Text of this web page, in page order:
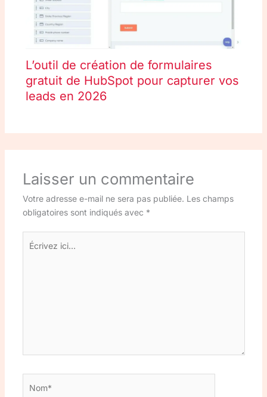
L’outil de création de formulaires
gratuit de HubSpot pour capturer vos
leads en 2026
Laisser un commentaire
Votre adresse e-mail ne sera pas publiée. Les champs
obligatoires sont indiqués avec *
ici…